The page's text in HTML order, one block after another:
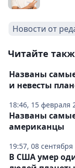
Новости от
Читайте
18:46, 15 февраля
Названы
и невесты
19:57, 08 сентября
Названы
американцы
В США умер